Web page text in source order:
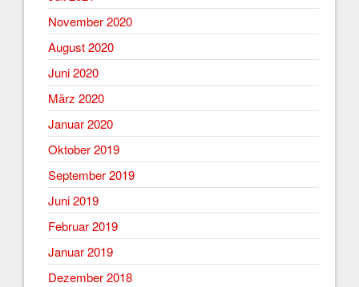
November 2020
August 2020
Juni 2020
März 2020
Januar 2020
Oktober 2019
September 2019
Juni 2019
Februar 2019
Januar 2019
Dezember 2018